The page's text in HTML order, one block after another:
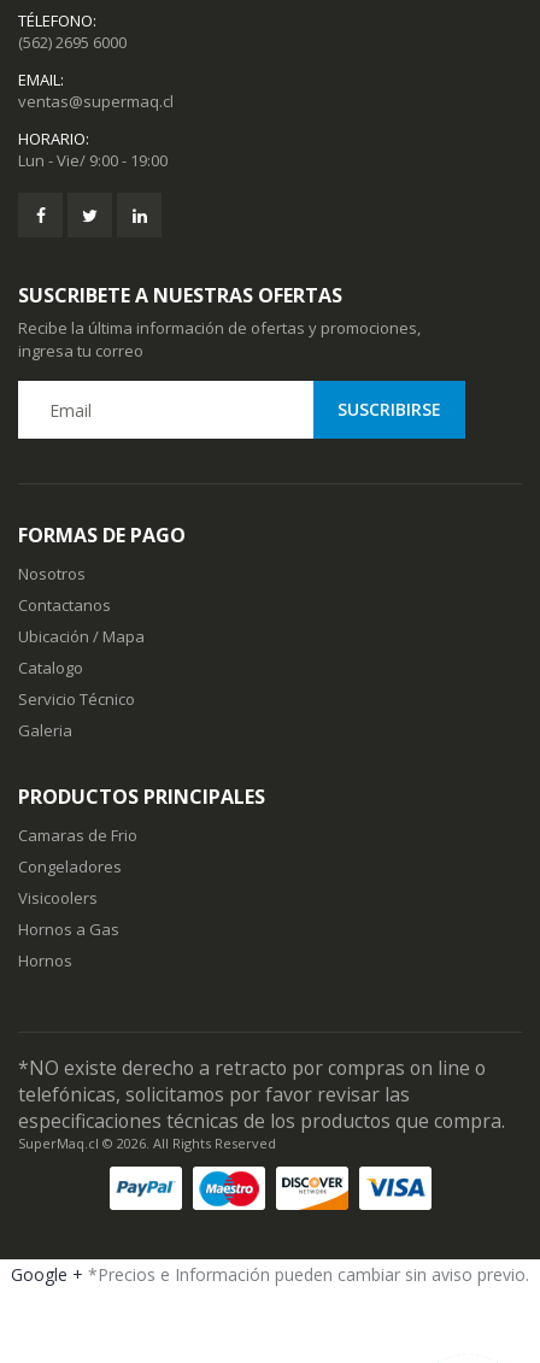
TÉLEFONO:
(562) 2695 6000
EMAIL:
ventas@supermaq.cl
HORARIO:
Lun - Vie/ 9:00 - 19:00
SUSCRIBETE A NUESTRAS OFERTAS
Recibe la última información de ofertas y promociones,
ingresa tu correo
FORMAS DE PAGO
Nosotros
Contactanos
Ubicación / Mapa
Catalogo
Servicio Técnico
Galeria
PRODUCTOS PRINCIPALES
Camaras de Frio
Congeladores
Visicoolers
Hornos a Gas
Hornos
*NO existe derecho a retracto por compras on line o
telefónicas, solicitamos por favor revisar las
especificaciones técnicas de los productos que compra.
SuperMaq.cl © 2026. All Rights Reserved
Google + *Precios e Información pueden cambiar sin aviso previo.